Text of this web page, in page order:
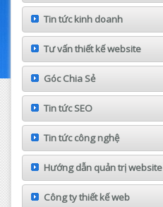
Tin tức kinh doanh
Tư vấn thiết kế website
Góc Chia Sẻ
Tin tức SEO
Tin tức công nghệ
Hướng dẫn quản trị website
Công ty thiết kế web